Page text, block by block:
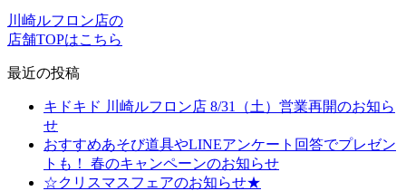
川崎ルフロン店の
店舗TOPはこちら
最近の投稿
キドキド 川崎ルフロン店 8/31（土）営業再開のお知ら
せ
おすすめあそび道具やLINEアンケート回答でプレゼン
トも！ 春のキャンペーンのお知らせ
☆クリスマスフェアのお知らせ★